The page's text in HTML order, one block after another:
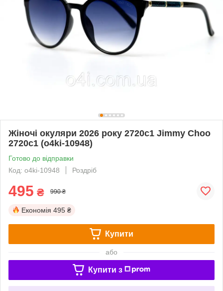
Жіночі окуляри 2026 року 2720c1 Jimmy Choo
2720c1 (o4ki-10948)
Готово до відправки
Код: o4ki-10948
Роздріб
495 ₴ 990 ₴
Економія 495 ₴
Купити
або
Купити з